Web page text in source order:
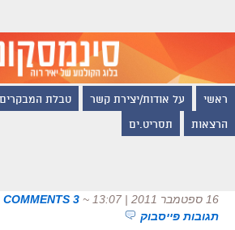
ראשי על אודות/יצירת קשר טבלת המבקרים
הרצאות תסריט.ים
16 ספטמבר 2011 | 13:07 ~
3 COMMENTS
תגובות פייסבוק